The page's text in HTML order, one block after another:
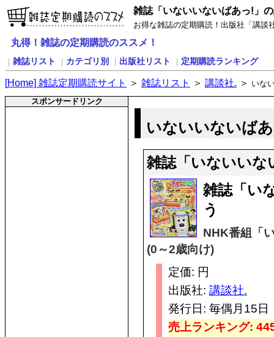
雑誌「いないいないばあっ!」
お得な雑誌の定期購読！出版社「講談
丸得！雑誌の定期購読のススメ！
雑誌リスト カテゴリ別 出版社リスト 定期購読ランキング
[Home] 雑誌定期購読サイト ＞ 雑誌リスト ＞ 講談社. ＞ いな
スポンサードリンク
いないいないば
雑誌「いないいな
雑誌「い
う
NHK番組「
(0～2歳向け)
定価: 円
出版社: 講談社.
発行日: 毎偶月15日
売上ランキング: